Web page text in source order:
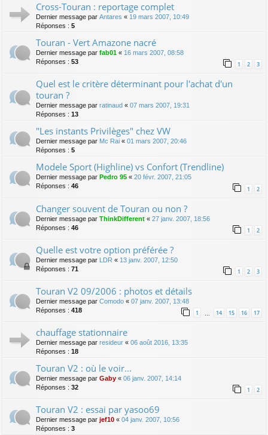
Cross-Touran : reportage complet
Dernier message par Antares « 19 mars 2007, 10:49
Réponses : 5
Touran - Vert Amazone nacré
Dernier message par fab01 « 16 mars 2007, 08:58
Réponses : 53 1 2 3
Quel est le critère déterminant pour l'achat d'un
touran ?
Dernier message par ratinaud « 07 mars 2007, 19:31
Réponses : 13
"Les instants Privilèges" chez VW
Dernier message par Mc Rai « 01 mars 2007, 20:46
Réponses : 5
Modele Sport (Highline) vs Confort (Trendline)
Dernier message par Pedro 95 « 20 févr. 2007, 21:05
Réponses : 46 1 2
Changer souvent de Touran ou non ?
Dernier message par ThinkDifferent « 27 janv. 2007, 18:56
Réponses : 46 1 2
Quelle est votre option préférée ?
Dernier message par LDR « 13 janv. 2007, 12:50
Réponses : 71 1 2 3
Touran V2 09/2006 : photos et détails
Dernier message par Comodo « 07 janv. 2007, 13:48
Réponses : 418 1 14 15 16 17
chauffage stationnaire
Dernier message par resideur « 06 août 2016, 13:35
Réponses : 18
Touran V2 : où le voir...
Dernier message par Gaby « 06 janv. 2007, 14:14
Réponses : 32 1 2
Touran V2 : essai par yasoo69
Dernier message par jef10 « 04 janv. 2007, 10:56
Réponses : 3